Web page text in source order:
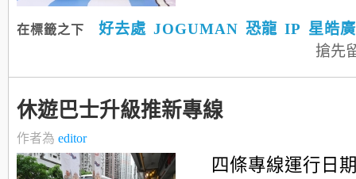
在標籤之下 好去處 JOGUMAN 恐龍 IP 星皓
搶先
休遊巴士升級推新專線
作者為 editor
四條專線運行日